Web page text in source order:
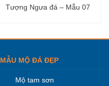
Tượng Ngưa đá – Mẫu 07
MẪU MỘ ĐÁ ĐẸP
Mộ tam sơn